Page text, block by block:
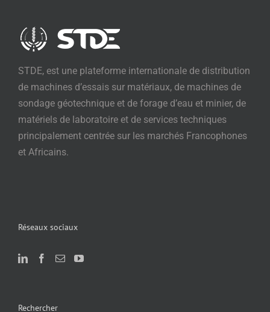
STDE, est une plateforme internationale de distribution
de machines d’essais sur matériaux, de machines de
sondage géotechnique et de forage d’eau et minier, de
matériels de laboratoire et de services techniques
principalement centrée sur les marchés Francophones
et Africains.
Réseaux sociaux
Rechercher